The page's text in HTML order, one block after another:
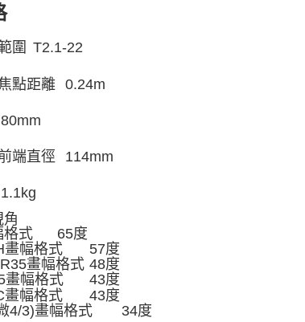
圍 T2.1-22
點距離 0.24m
80mm
端直徑 114mm
1.1kg
角
格式
65度
畫幅格式
57度
畫幅格式 48度
畫幅格式
43度
畫幅格式
43度
4/3)畫幅格式
34度